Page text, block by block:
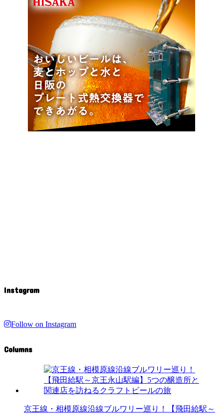
Instagram
Follow on Instagram
Columns
京王線・相模原線沿線ブルワリー巡り！【飛田給駅～